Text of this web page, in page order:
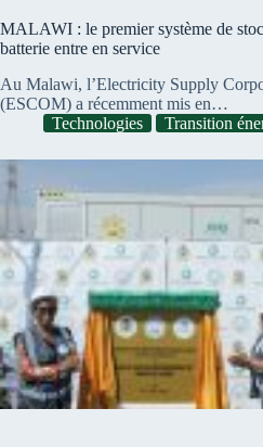
MALAWI : le premier système de
batterie entre en service
Au Malawi, l’Electricity Supply
(ESCOM) a récemment mis en…
Technologies
Transition